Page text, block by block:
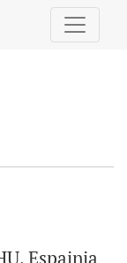
Espainia